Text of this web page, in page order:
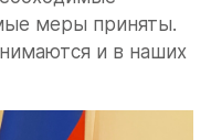
меры приняты.
и в наших